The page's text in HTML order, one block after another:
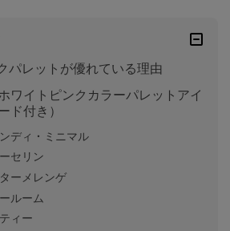
パレットが優れている理由
ワイトピンクカラーパレットアイ
ド付き）
ディ・ミニマル
セリン
ーメレンゲ
ルーム
ィー